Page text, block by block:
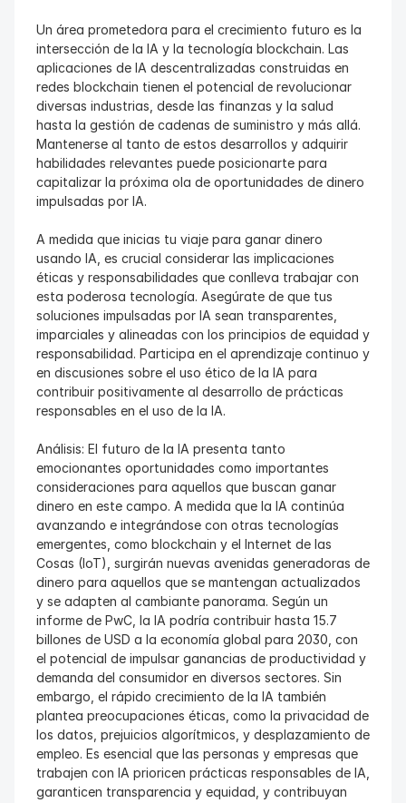
Un área prometedora para el crecimiento futuro es la
intersección de la IA y la tecnología blockchain. Las
aplicaciones de IA descentralizadas construidas en
redes blockchain tienen el potencial de revolucionar
diversas industrias, desde las finanzas y la salud
hasta la gestión de cadenas de suministro y más allá.
Mantenerse al tanto de estos desarrollos y adquirir
habilidades relevantes puede posicionarte para
capitalizar la próxima ola de oportunidades de dinero
impulsadas por IA.
A medida que inicias tu viaje para ganar dinero
usando IA, es crucial considerar las implicaciones
éticas y responsabilidades que conlleva trabajar con
esta poderosa tecnología. Asegúrate de que tus
soluciones impulsadas por IA sean transparentes,
imparciales y alineadas con los principios de equidad y
responsabilidad. Participa en el aprendizaje continuo y
en discusiones sobre el uso ético de la IA para
contribuir positivamente al desarrollo de prácticas
responsables en el uso de la IA.
Análisis: El futuro de la IA presenta tanto
emocionantes oportunidades como importantes
consideraciones para aquellos que buscan ganar
dinero en este campo. A medida que la IA continúa
avanzando e integrándose con otras tecnologías
emergentes, como blockchain y el Internet de las
Cosas (IoT), surgirán nuevas avenidas generadoras de
dinero para aquellos que se mantengan actualizados
y se adapten al cambiante panorama. Según un
informe de PwC, la IA podría contribuir hasta 15.7
billones de USD a la economía global para 2030, con
el potencial de impulsar ganancias de productividad y
demanda del consumidor en diversos sectores. Sin
embargo, el rápido crecimiento de la IA también
plantea preocupaciones éticas, como la privacidad de
los datos, prejuicios algorítmicos, y desplazamiento de
empleo. Es esencial que las personas y empresas que
trabajen con IA prioricen prácticas responsables de IA,
garanticen transparencia y equidad, y contribuyan